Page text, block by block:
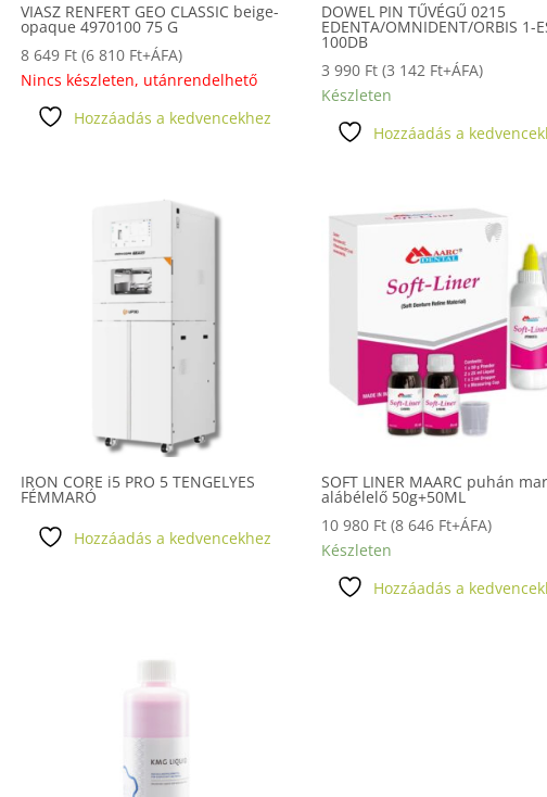
VIASZ RENFERT GEO CLASSIC beige-
opaque 4970100 75 G
8 649 Ft (6 810 Ft+ÁFA)
Nincs készleten, utánrendelhető
Hozzáadás a kedvencekhez
DOWEL PIN TŰVÉGŰ 0215
EDENTA/OMNIDENT/ORBIS 1-
100DB
3 990 Ft (3 142 Ft+ÁFA)
Készleten
Hozzáadás a
IRON CORE i5 PRO 5 TENGELYES
FÉMMARÓ
Hozzáadás a kedvencekhez
SOFT LINER MAARC puhán
alábélelő 50g+50ML
10 980 Ft (8 646 Ft+ÁFA)
Készleten
Hozzáadás a